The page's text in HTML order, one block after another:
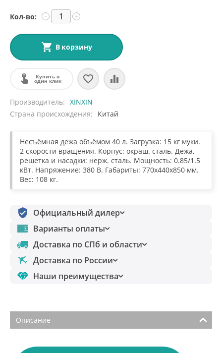
Кол-во: +
−
В корзину
Купить в
один клик
Производитель
XINXIN
Страна происхождения
Китай
Несъёмная дежа объёмом 40 л. Загрузка: 15 кг муки.
2 скорости вращения. Корпус: окраш. сталь. Дежа,
решетка и насадки: нерж. сталь. Мощность: 0.85/1.5
кВт. Напряжение: 380 В. Габариты: 770x440x850 мм.
Вес: 108 кг.
Официальный дилер
Варианты оплаты
Доставка по СПб и области
Доставка по России
Наши преимущества
Описание